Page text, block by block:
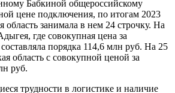
Бабкиной общероссийскому
цене подключения, по итогам 2023
область занимала в нем 24 строчку. На
где совокупная цена за
порядка 114,6 млн руб. На 25
область с совокупной ценой за
руб.
трудности в логистике и наличие